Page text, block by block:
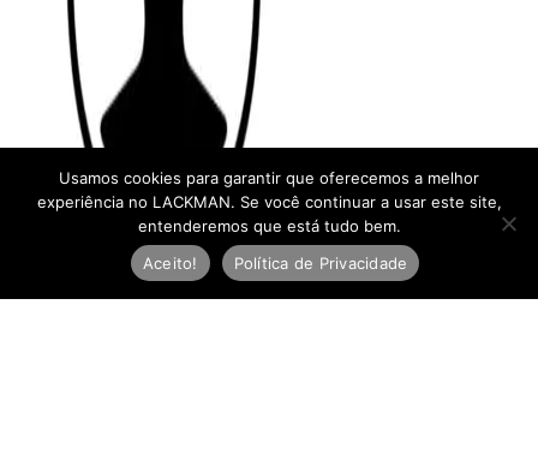
Usamos cookies para garantir que oferecemos a melhor
experiência no LACKMAN. Se você continuar a usar este site,
entenderemos que está tudo bem.
Aceito!
Política de Privacidade